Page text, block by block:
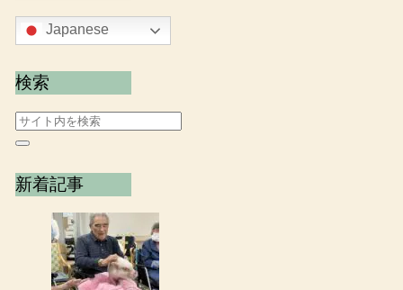
Japanese
検索
新着記事